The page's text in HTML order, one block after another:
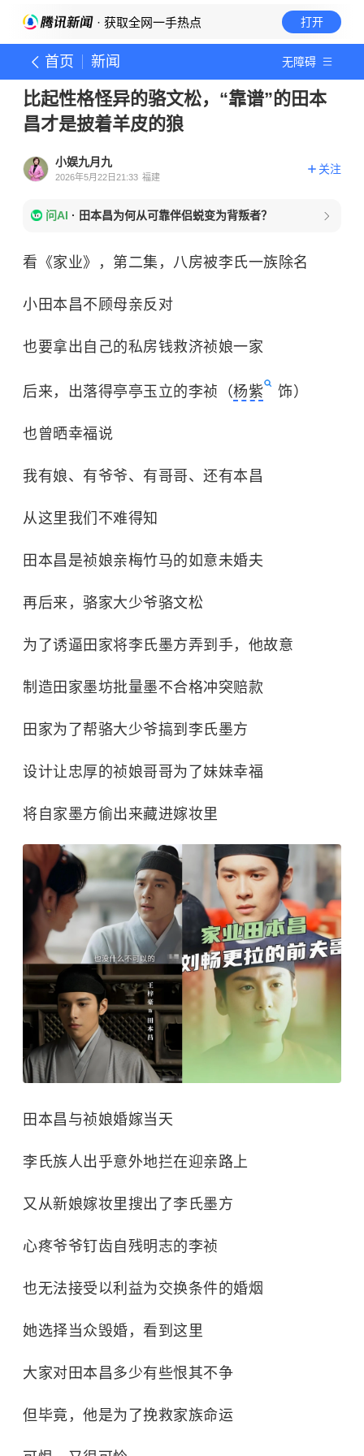
· 获取全网一手热点 打开
首页 新闻 无障碍
比起性格怪异的骆文松，“靠谱”的田本
昌才是披着羊皮的狼
小娱九月九
2026年5月22日21:33 福建
关注
问AI · 田本昌为何从可靠伴侣蜕变为背叛者？
看《家业》，第二集，八房被李氏一族除名
小田本昌不顾母亲反对
也要拿出自己的私房钱救济祯娘一家
后来，出落得亭亭玉立的李祯（杨紫 饰）
也曾晒幸福说
我有娘、有爷爷、有哥哥、还有本昌
从这里我们不难得知
田本昌是祯娘亲梅竹马的如意未婚夫
再后来，骆家大少爷骆文松
为了诱逼田家将李氏墨方弄到手，他故意
制造田家墨坊批量墨不合格冲突赔款
田家为了帮骆大少爷搞到李氏墨方
设计让忠厚的祯娘哥哥为了妹妹幸福
将自家墨方偷出来藏进嫁妆里
田本昌与祯娘婚嫁当天
李氏族人出乎意外地拦在迎亲路上
又从新娘嫁妆里搜出了李氏墨方
心疼爷爷钉齿自残明志‌的李祯
也无法接受以利益为交换条件的婚烟
她选择当众毁婚，看到这里
大家对田本昌多少有些恨其不争
但毕竟，他是为了挽救家族命运